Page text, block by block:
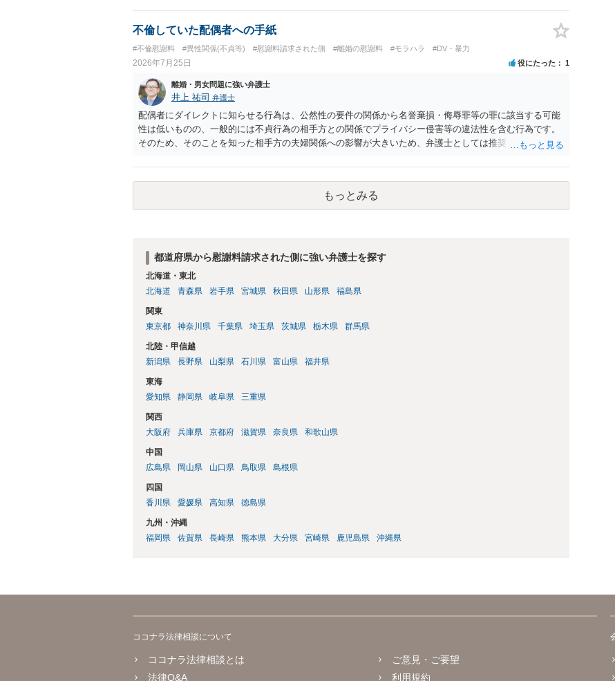
不倫していた配偶者への手紙
#不倫慰謝料 #異性関係(不貞等) #慰謝料請求された側 #離婚の慰謝料 #モラハラ #DV・暴力
2026年7月25日 役にたった 1
離婚・男女問題に強い弁護士
井上 祐司 弁護士
配偶者にダイレクトに知らせる行為は、公然性の要件の関係から名誉棄損・侮辱罪等の罪に該当する可能
性は低いものの、一般的には不貞行為の相手方との関係でプライバシー侵害等の違法性を含む行為です。
そのため、そのことを知った相手方の夫婦関係への影響が大きいため、弁護士としては推奨しないことが
もっとみる
都道府県から慰謝料請求された側に強い弁護士を探す
北海道・東北
北海道
青森県 岩手県 宮城県 秋田県 山形県 福島県
関東
東京都
神奈川県 千葉県 埼玉県 茨城県 栃木県 群馬県
北陸・甲信越
新潟県
長野県 山梨県 石川県 富山県 福井県
東海
愛知県
静岡県 岐阜県 三重県
関西
大阪府
兵庫県 京都府 滋賀県 奈良県 和歌山県
中国
広島県
岡山県 山口県 鳥取県 島根県
四国
香川県
愛媛県 高知県 徳島県
九州・沖縄
福岡県
佐賀県 長崎県 熊本県 大分県 宮崎県 鹿児島県 沖縄県
ココナラ法律相談について
ココナラ法律相談とは
法律Q&A
ご意見・ご要望
利用規約